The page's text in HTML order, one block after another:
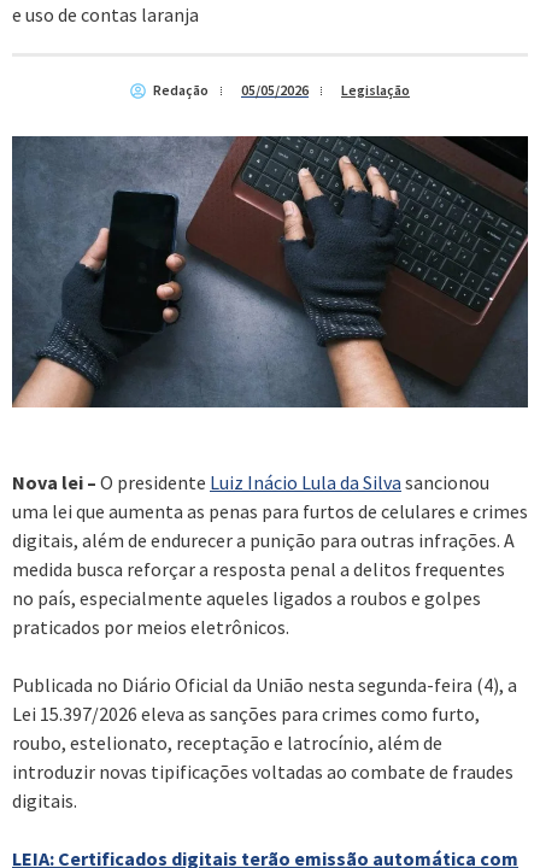
e uso de contas laranja
Redação 05/05/2026 Legislação
Nova lei – O presidente Luiz Inácio Lula da Silva sancionou
uma lei que aumenta as penas para furtos de celulares e crimes
digitais, além de endurecer a punição para outras infrações. A
medida busca reforçar a resposta penal a delitos frequentes
no país, especialmente aqueles ligados a roubos e golpes
praticados por meios eletrônicos.
Publicada no Diário Oficial da União nesta segunda-feira (4), a
Lei 15.397/2026 eleva as sanções para crimes como furto,
roubo, estelionato, receptação e latrocínio, além de
introduzir novas tipificações voltadas ao combate de fraudes
digitais.
LEIA: Certificados digitais terão emissão automática com